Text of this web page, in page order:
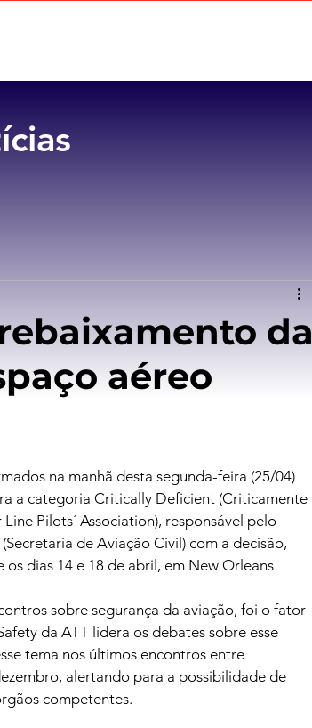
da
aéreo
na manhã desta segunda-feira (25/04)
a categoria Critically Deficient (Criticamente
Pilots´ Association), responsável pelo
de Aviação Civil) com a decisão,
dias 14 e 18 de abril, em New Orleans
sobre segurança da aviação, foi o fator
da ATT lidera os debates sobre esse
tema nos últimos encontros entre
alertando para a possibilidade de
competentes.